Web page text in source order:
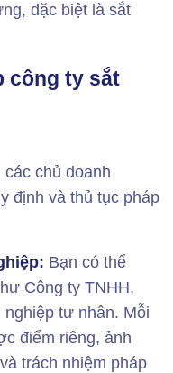
đặc biệt là sắt
công ty sắt
chủ doanh
định và thủ tục pháp
Bạn có thể
Công ty TNHH,
nghiệp tư nhân. Mỗi
điểm riêng, ảnh
trách nhiệm pháp